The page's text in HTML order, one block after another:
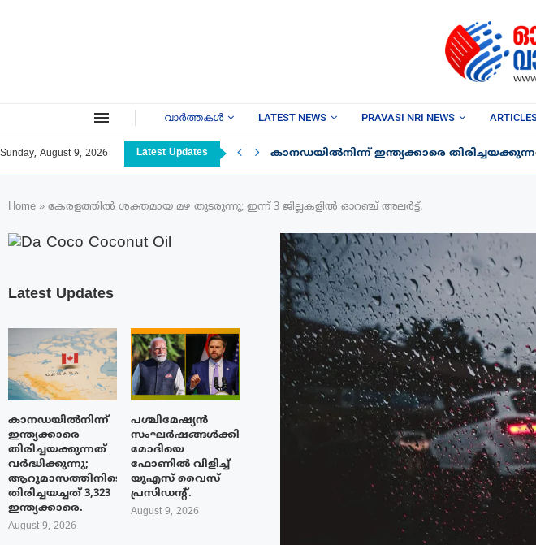
വാർത്തകൾ LATEST NEWS PRAVASI NRI NEWS
Sunday, August 9, 2026 Latest Updates കാനഡയിൽനിന്ന് ഇന്ത്യക്കാരെ
Home » കേരളത്തിൽ ശക്തമായ മഴ തുടരുന്നു; ഇന്ന് 3 ജില്ലകളിൽ ഓറഞ്ച് അലർട്ട്.
Latest Updates
കാനഡയിൽനിന്ന്
ഇന്ത്യക്കാരെ
തിരിച്ചയക്കുന്നത്
വർദ്ധിക്കുന്നു;
ആറുമാസത്തിനിടെ
തിരിച്ചയച്ചത് 3,323
ഇന്ത്യക്കാരെ.
August 9, 2026
പശ്ചിമേഷ്യന്‍
സംഘര്‍ഷങ്ങള്‍ക്കിടയിൽ
മോദിയെ
ഫോണില്‍ വിളിച്ച്
യുഎസ് വൈസ്
പ്രസിഡന്റ്.
August 9, 2026